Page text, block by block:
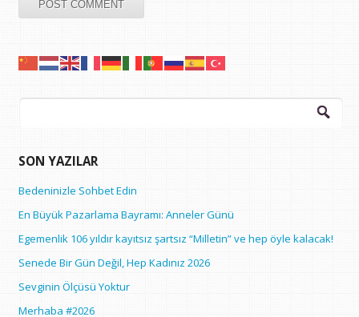
Arama:
SON YAZILAR
Bedeninizle Sohbet Edin
En Büyük Pazarlama Bayramı: Anneler Günü
Egemenlik 106 yıldır kayıtsız şartsız “Milletin” ve hep öyle kalacak!
Senede Bir Gün Değil, Hep Kadınız 2026
Sevginin Ölçüsü Yoktur
Merhaba #2026